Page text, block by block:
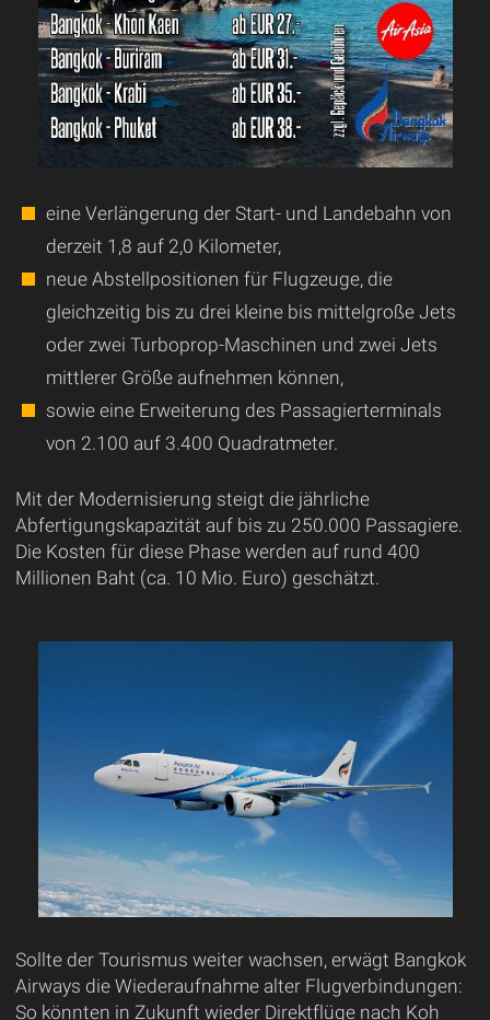
eine Verlängerung der Start- und Landebahn von
derzeit 1,8 auf 2,0 Kilometer,
neue Abstellpositionen für Flugzeuge, die
gleichzeitig bis zu drei kleine bis mittelgroße Jets
oder zwei Turboprop-Maschinen und zwei Jets
mittlerer Größe aufnehmen können,
sowie eine Erweiterung des Passagierterminals
von 2.100 auf 3.400 Quadratmeter.
Mit der Modernisierung steigt die jährliche
Abfertigungskapazität auf bis zu 250.000 Passagiere.
Die Kosten für diese Phase werden auf rund 400
Millionen Baht (ca. 10 Mio. Euro) geschätzt.
Sollte der Tourismus weiter wachsen, erwägt Bangkok
Airways die Wiederaufnahme alter Flugverbindungen:
So könnten in Zukunft wieder Direktflüge nach Koh